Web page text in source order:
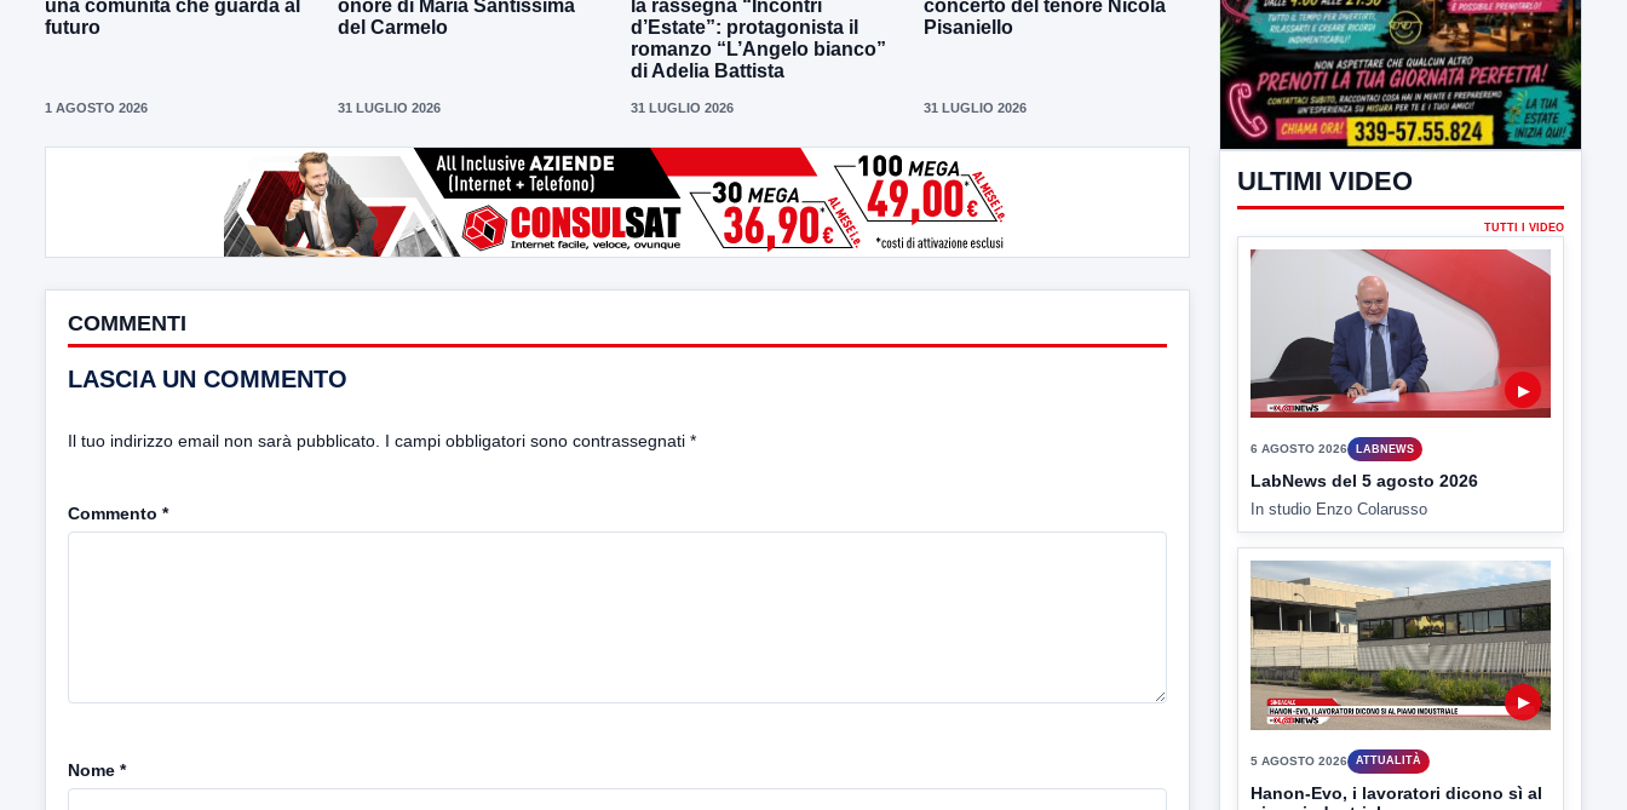
una comunità che guarda al
futuro
1 AGOSTO 2026
onore di Maria Santissima
del Carmelo
31 LUGLIO 2026
la rassegna “Incontri
d’Estate”: protagonista il
romanzo “L’Angelo bianco”
di Adelia Battista
31 LUGLIO 2026
concerto del tenore Nicola
Pisaniello
31 LUGLIO 2026
COMMENTI
LASCIA UN COMMENTO
Il tuo indirizzo email non sarà pubblicato. I campi obbligatori sono contrassegnati *
Commento *
Nome *
▶
6 AGOSTO 2026 LABNEWS
LabNews del 5 agosto 2026
In studio Enzo Colarusso
5 AGOSTO 2026 ATTUALITÀ
L'assemblea dei lavoratori Hanon questa
mattina a Contrada Olivola. Decisa...
▶